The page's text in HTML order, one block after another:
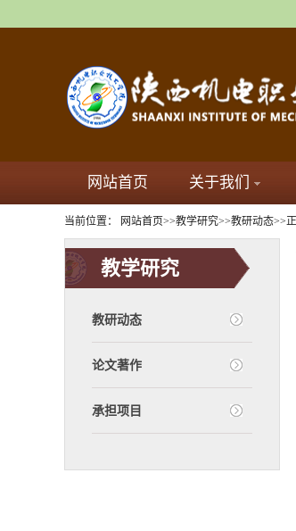
网站首页 关于我们
当前位置： 网站首页>>教学研究>>教研动态>>
教学研究
教研动态
论文著作
承担项目